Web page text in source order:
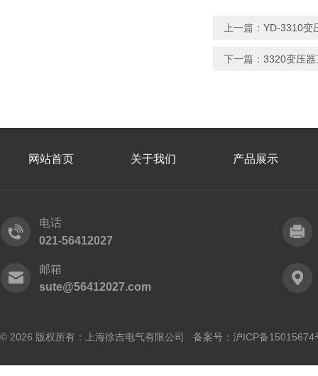
上一篇： YD-3310变
下一篇： 3320变压
网站首页 关于我们 产品展示
电话
021-56412027
邮箱
sute@56412027.com
© 2026 版权所有：上海徐吉电气有限公司 备案号： 沪ICP备15015674